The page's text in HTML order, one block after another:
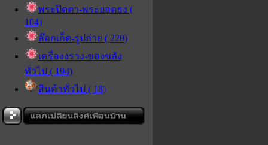
พระปิดตา-พระยอดธง (
104)
ล๊อกเก็ต-รูปถ่าย ( 220)
เครื่องงราง-ของขลัง
ทั่วไป ( 194)
สินค้าทั่วไป ( 18)